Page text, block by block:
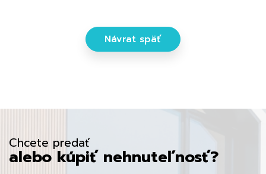
Návrat späť
Chcete predať
alebo kúpiť nehnuteľnosť?